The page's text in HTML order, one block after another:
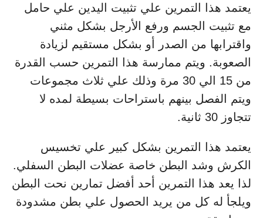
يعتمد هذا التمرين علي تثبيت اليدين علي حامل
مع تثبيت الجسم ورفع الأرجل بشكل مثني
واقترابها من الصدر أو بشكل مستقيم لزيادة
الصعوبة. ويتم ممارسة هذا التمرين حسب القدرة
من 15 الي 30 مرة وذلك علي ثلاث مجموعات
ويتم الفصل بينهم باستراحات بسيطة لمده لا
تتجاوز 30 ثانية.
يعتمد هذا التمرين بشكل كبير علي تخسيس
الكرش وشد البطن خاصة عضلات البطن السفلي.
لذا يعد هذا التمرين أحد أفضل تمارين نحت البطن
ويلجأ له كل من يريد الحصول علي بطن مشدودة